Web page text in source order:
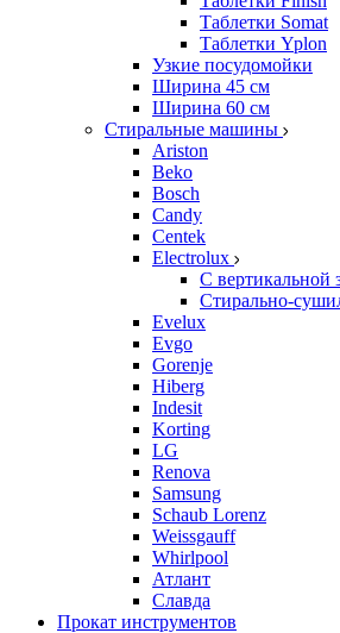
Таблетки Somat
Таблетки Yplon
Узкие посудомойки
Ширина 45 см
Ширина 60 см
Стиральные машины
Ariston
Beko
Bosch
Candy
Centek
Electrolux
С вертикальной
Стирально-
Evelux
Evgo
Gorenje
Hiberg
Indesit
Korting
LG
Renova
Samsung
Schaub Lorenz
Weissgauff
Whirlpool
Атлант
Славда
Прокат инструментов